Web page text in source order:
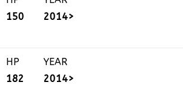
150
2014>
HP
182
YEAR
2014>